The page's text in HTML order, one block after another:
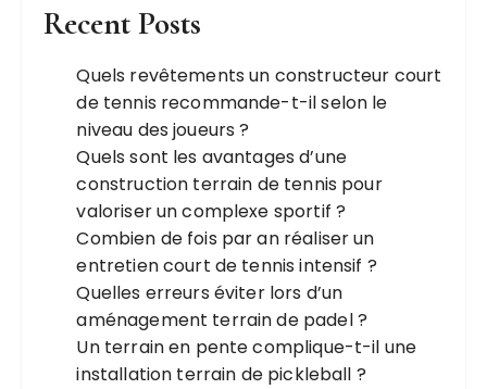
Recent Posts
Quels revêtements un constructeur court
de tennis recommande-t-il selon le
niveau des joueurs ?
Quels sont les avantages d’une
construction terrain de tennis pour
valoriser un complexe sportif ?
Combien de fois par an réaliser un
entretien court de tennis intensif ?
Quelles erreurs éviter lors d’un
aménagement terrain de padel ?
Un terrain en pente complique-t-il une
installation terrain de pickleball ?